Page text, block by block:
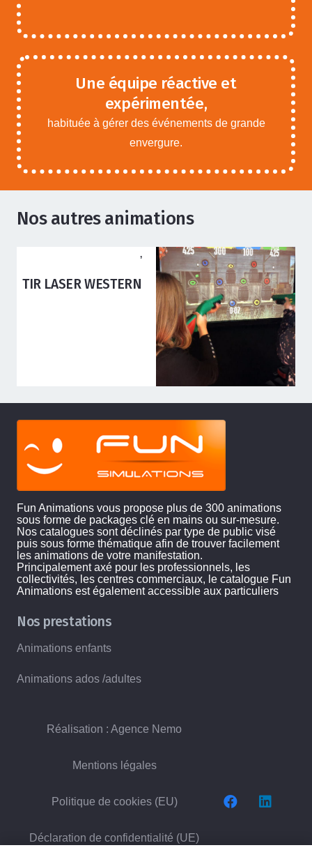
Une équipe réactive et
expérimentée,
habituée à gérer des événements de grande
envergure.
Nos autres animations
ANIMATIONS ADOS ADULTES
BOX SPORTS
Fun Animations vous propose plus de 300 animations
sous forme de packages clé en mains ou sur-mesure.
Nos catalogues sont déclinés par type de public visé
puis sous forme thématique afin de trouver facilement
les animations de votre manifestation.
Principalement axé pour les professionnels, les
collectivités, les centres commerciaux, le catalogue Fun
Animations est également accessible aux particuliers
Nos prestations
Animations enfants
Animations ados /adultes
Réalisation : Agence Nemo
Mentions légales
Politique de cookies (EU)
Déclaration de confidentialité (UE)